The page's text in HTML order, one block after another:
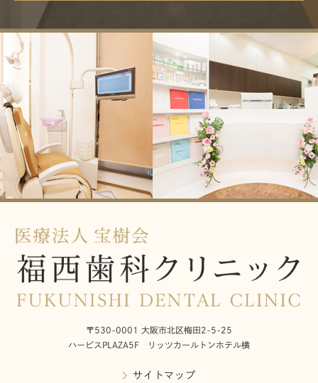
〒530-0001 大阪市北区梅田2-5-25
ハービスPLAZA5F リッツカールトンホテル横
サイトマップ